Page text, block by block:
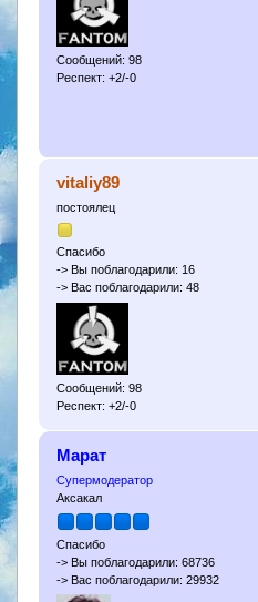
Сообщений: 98
Респект: +2/-0
vitaliy89
постоялец
Спасибо
-> Вы поблагодарили: 16
-> Вас поблагодарили: 48
Сообщений: 98
Респект: +2/-0
Марат
Супермодератор
Аксакал
Спасибо
-> Вы поблагодарили: 68736
-> Вас поблагодарили: 29932